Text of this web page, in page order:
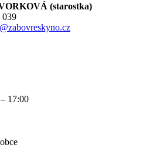
(starostka)
039
17:00